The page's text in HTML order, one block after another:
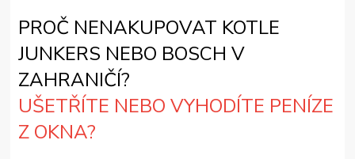
PROČ NENAKUPOVAT KOTLE
JUNKERS NEBO BOSCH V
ZAHRANIČÍ?
UŠETŘÍTE NEBO VYHODÍTE PENÍZE
Z OKNA?